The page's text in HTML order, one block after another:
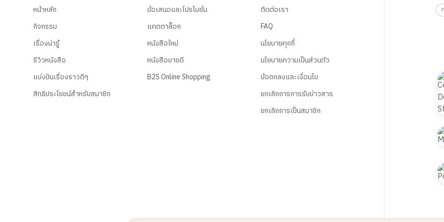
หน้าหลัก
กิจกรรม
เรื่องน่ารู้
รีวิวหนังสือ
แบ่งปันเรื่องราวดีๆ
สิทธิประโยชน์สำหรับสมาชิก
ข้อเสนอและโปรโมชั่น
แคตตาล็อก
หนังสือใหม่
หนังสือขายดี
B2S Online Shopping
ติดต่อเรา
FAQ
นโยบายคุกกี้
นโยบายความเป็นส่วนตัว
ข้อตกลงและเงื่อนไข
ยกเลิกการการรับข่าวสาร
ยกเลิกการเป็นสมาชิก